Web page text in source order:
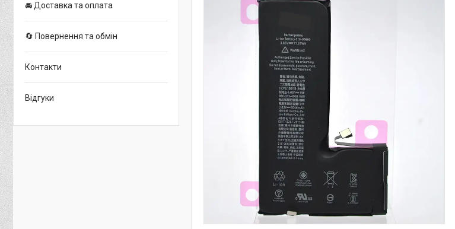
🚘 Доставка та оплата
🔄 Повернення та обмін
Контакти
Відгуки